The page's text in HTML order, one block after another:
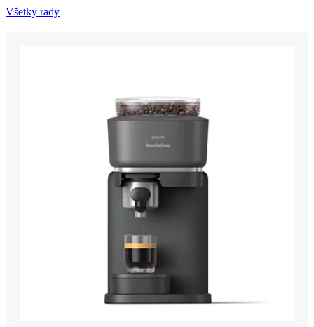
Všetky rady